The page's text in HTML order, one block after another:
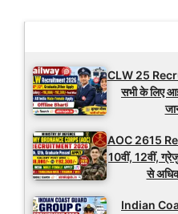
CLW 25
सभी के लिए
AOC 2615
10वीं, 12वीं,
से
Indian